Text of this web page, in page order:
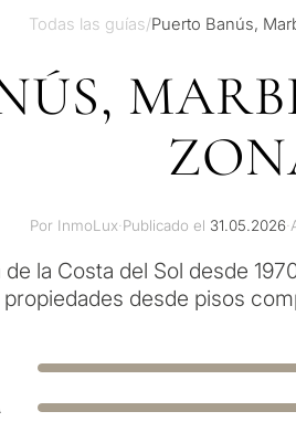
Todas las guías/Puerto Banús,
Por InmoLux·Publicado el 31.05.2026·
la Costa del Sol desde
desde pisos